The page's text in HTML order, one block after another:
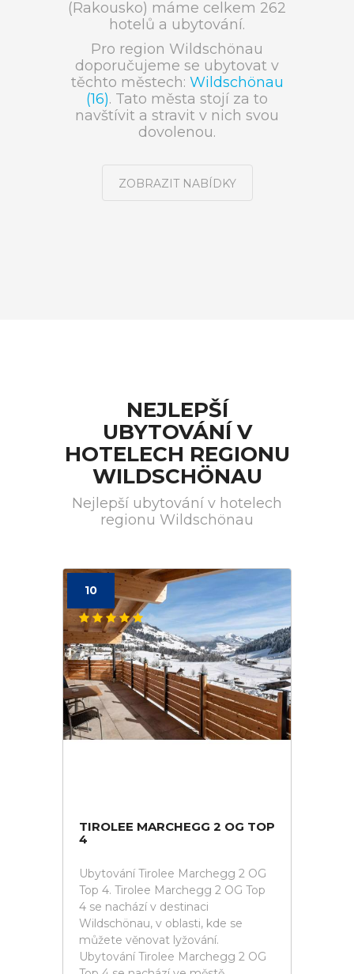
(Rakousko) máme celkem 262
hotelů a ubytování.
Pro region Wildschönau
doporučujeme se ubytovat v
těchto městech: Wildschönau
(16). Tato města stojí za to
navštívit a stravit v nich svou
dovolenou.
ZOBRAZIT NABÍDKY
NEJLEPŠÍ
UBYTOVÁNÍ V
HOTELECH REGIONU
WILDSCHÖNAU
Nejlepší ubytování v hotelech
regionu Wildschönau
10
TIROLEE MARCHEGG 2 OG TOP
4
Ubytování Tirolee Marchegg 2 OG
Top 4. Tirolee Marchegg 2 OG Top
4 se nachází v destinaci
Wildschönau, v oblasti, kde se
můžete věnovat lyžování.
Ubytování Tirolee Marchegg 2 OG